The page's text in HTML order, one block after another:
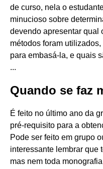
de curso, nela o
minucioso sobre
devendo apresentar qual
métodos foram
para embasá-la, e quais
...
Quando se faz
É feito no último ano da
pré-requisito para a
Pode ser feito em grupo
interessante lembrar que
mas nem toda